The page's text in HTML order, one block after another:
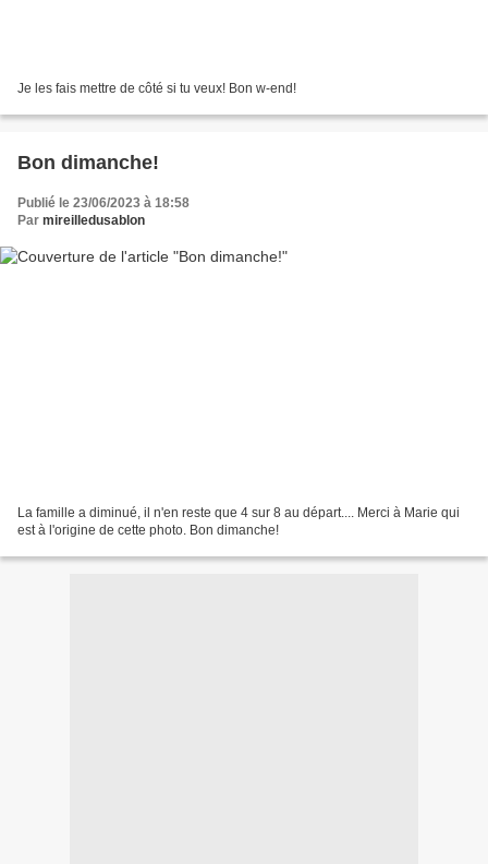
Je les fais mettre de côté si tu veux! Bon w-end!
Bon dimanche!
Publié le 23/06/2023 à 18:58
Par mireilledusablon
La famille a diminué, il n'en reste que 4 sur 8 au départ.... Merci à Marie qui
est à l'origine de cette photo. Bon dimanche!